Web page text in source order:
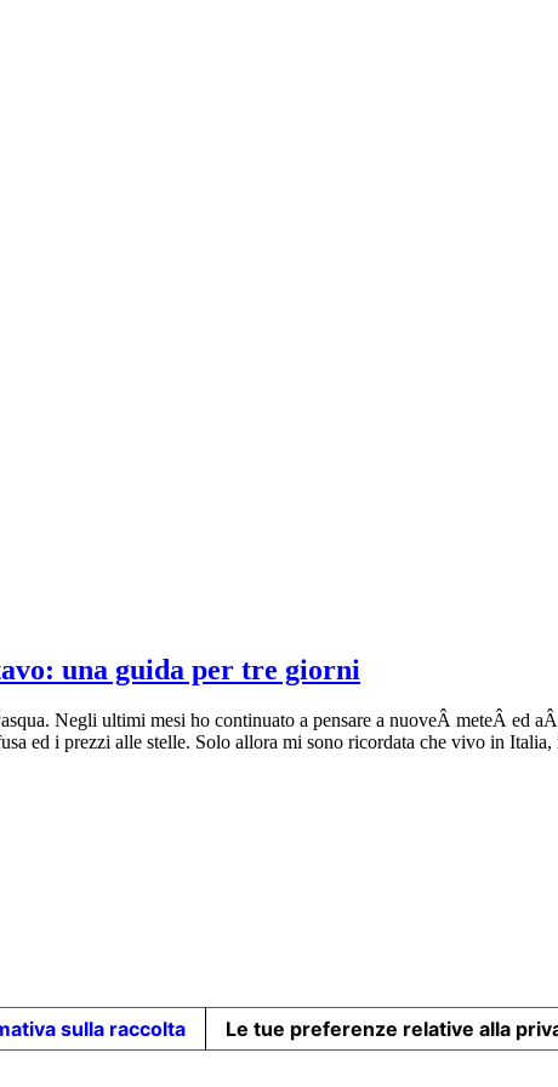
una guida per tre giorni
Negli ultimi mesi ho continuato a pensare a nuoveÂ meteÂ ed
ed i prezzi alle stelle. Solo allora mi sono ricordata che vivo in
sulla raccolta Le tue preferenze relative alla